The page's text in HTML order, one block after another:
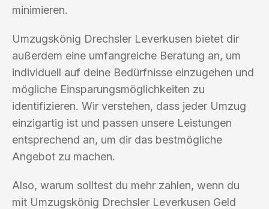
minimieren.
Umzugskönig Drechsler Leverkusen bietet dir
außerdem eine umfangreiche Beratung an, um
individuell auf deine Bedürfnisse einzugehen und
mögliche Einsparungsmöglichkeiten zu
identifizieren. Wir verstehen, dass jeder Umzug
einzigartig ist und passen unsere Leistungen
entsprechend an, um dir das bestmögliche
Angebot zu machen.
Also, warum solltest du mehr zahlen, wenn du
mit Umzugskönig Drechsler Leverkusen Geld